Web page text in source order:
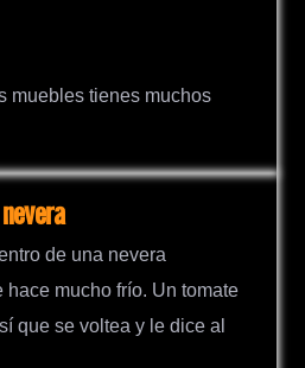
muebles tienes muchos
de una nevera
hace mucho frío. Un tomate
que se voltea y le dice al